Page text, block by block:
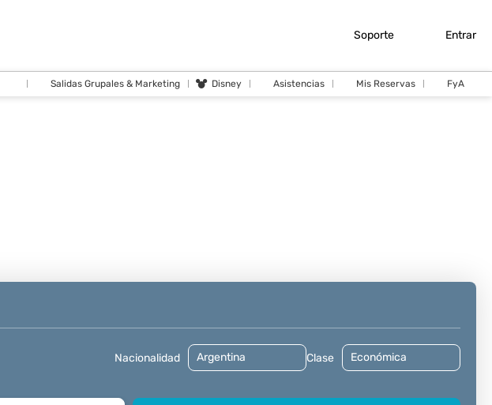
Soporte Entrar
Salidas Grupales & Marketing Disney Asistencias Mis Reservas FyA
Nacionalidad Clase